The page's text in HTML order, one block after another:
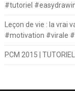
#tutoriel
Leçon de vie : la vrai
#motivation #virale
PCM 2015 |